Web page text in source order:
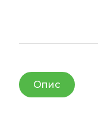
Опис